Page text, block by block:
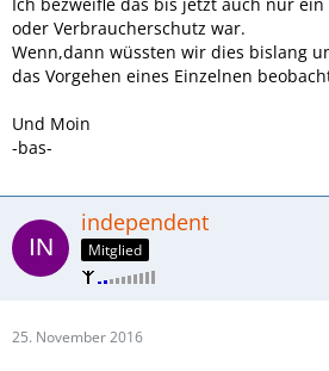
oder Verbraucherschutz war.
Wenn,dann wüssten wir dies bislang
das Vorgehen eines Einzelnen
Und Moin
-bas-
independent
Mitglied
25. November 2016